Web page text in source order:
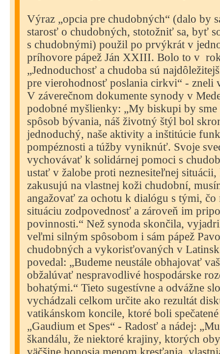
Výraz „opcia pre chudobných“ (dalo by
starosť o chudobných, stotožniť sa, byť
s chudobnými) použil po prvýkrát v
príhovore pápež Ján XXIII. Bolo to v
„Jednoduchosť a chudoba sú
pre vierohodnosť poslania cirkvi“ - zneli
V záverečnom dokumente synody v
podobné myšlienky: „My biskupi by sme
spôsob bývania, náš životný štýl bol
jednoduchý, naše aktivity a inštitúcie
pompéznosti a túžby vyniknúť. Svoje
vychovávať k solidárnej pomoci s
ustať v žalobe proti neznesiteľnej situácii,
zakusujú na vlastnej koži chudobní,
angažovať za ochotu k dialógu s tými, čo
situáciu zodpovednosť a zároveň im
povinnosti.“ Než synoda skončila,
veľmi silným spôsobom i sám pápež
chudobných a vykorisťovaných v
povedal: „Budeme neustále obhajovať
obžalúvať nespravodlivé hospodárske
bohatými.“ Tieto sugestívne a odvážne
vychádzali celkom určite ako rezultát
vatikánskom koncile, ktoré boli
„Gaudium et Spes“ - Radosť a nádej:
škandálu, že niektoré krajiny, ktorých